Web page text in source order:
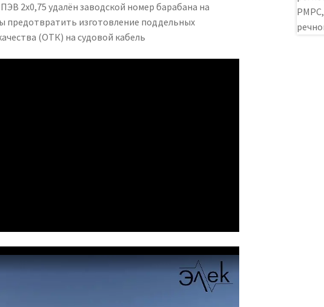
2х0,75 удалён заводской номер барабана на
предотвратить изготовление поддельных
(ОТК) на судовой кабель